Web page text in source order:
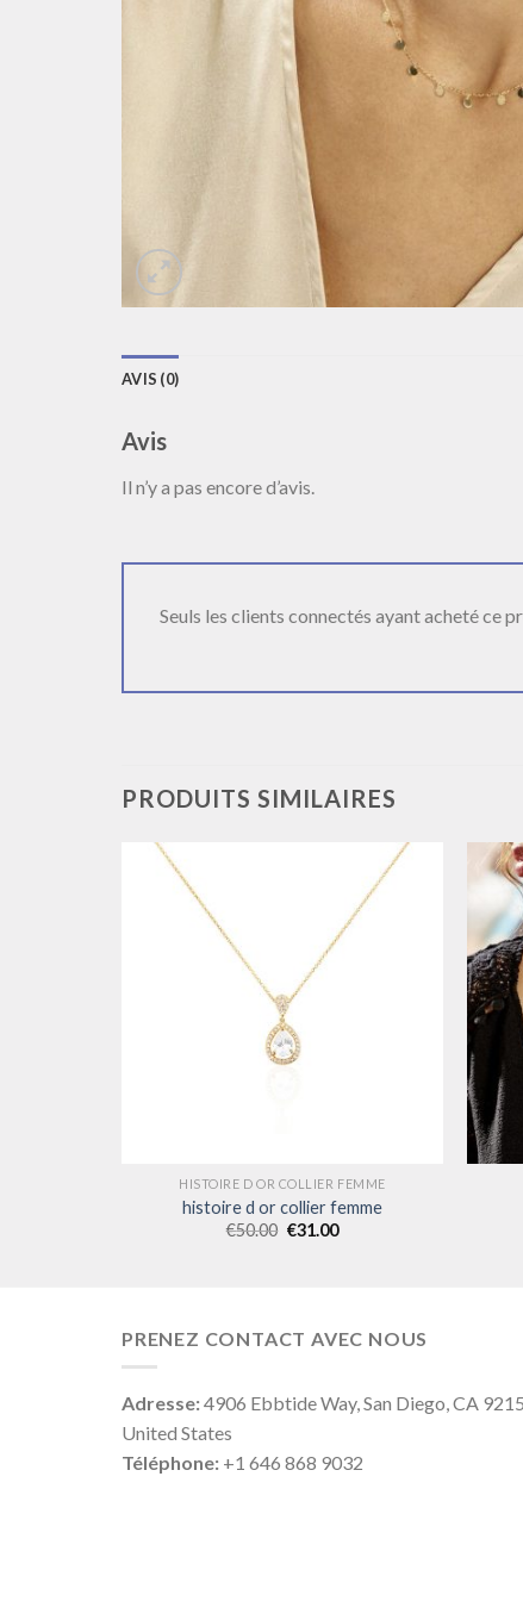
AVIS (0)
Avis
Il n’y a pas encore d’avis.
Seuls les clients connectés ayant acheté ce
PRODUITS SIMILAIRES
HISTOIRE D OR COLLIER FEMME
histoire d or collier femme
€50.00 €31.00
PRENEZ CONTACT AVEC NOUS
Adresse:4906 Ebbtide Way, San Diego, CA
United States
Téléphone: +1 646 868 9032